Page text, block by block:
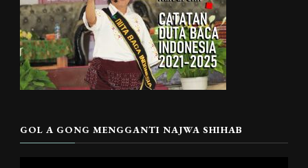
GOL A GONG MENGGANTI NAJWA SHIHAB